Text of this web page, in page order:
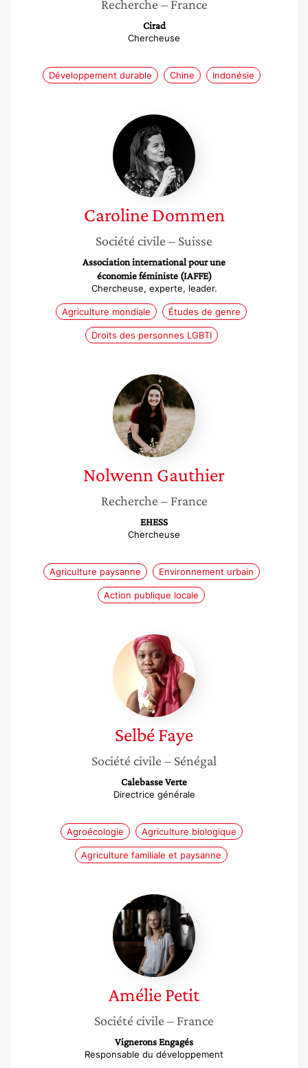
Recherche – France
Cirad
Chercheuse
Développement durable Chine Indonésie
Caroline
Dommen
Caroline Dommen
Société civile – Suisse
Association international pour une
économie féministe (IAFFE)
Chercheuse, experte, leader.
Agriculture mondiale Études de genre
Droits des personnes LGBTI
Nolwenn
Gauthier
Nolwenn Gauthier
Recherche – France
EHESS
Chercheuse
Agriculture paysanne Environnement urbain
Action publique locale
Selbé
Faye
SelbéFaye
Société civile – Sénégal
Calebasse Verte
Directrice générale
Agroécologie Agriculture biologique
Agriculture familiale et paysanne
Amélie
Petit
AméliePetit
Société civile – France
Vignerons Engagés
Responsable du développement